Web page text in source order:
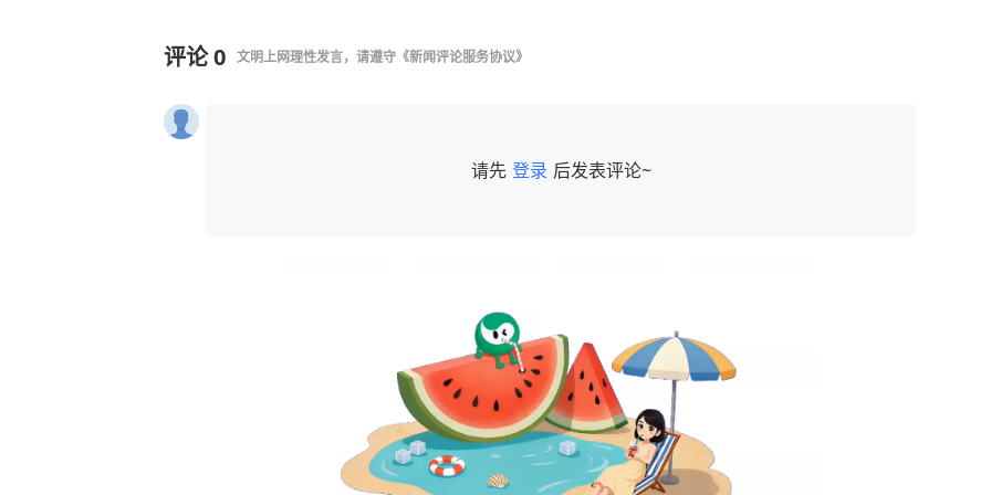
评论0 文明上网理性发言，请遵守 《新闻评论服务协议》
请先 登录 后发表评论~